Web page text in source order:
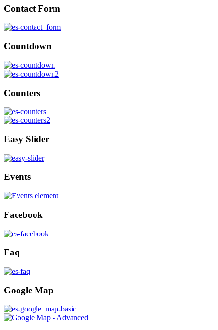
Contact Form
Countdown
Counters
Easy Slider
Events
Facebook
Faq
Google Map